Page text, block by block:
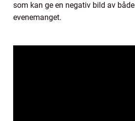
som kan ge en negativ bild av
evenemanget.